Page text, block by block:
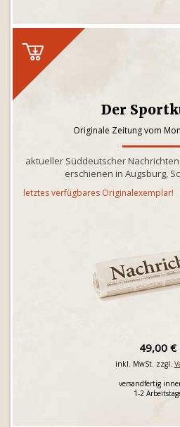
Der
Originale Zeitung vom
aktueller Süddeutscher
erschienen in Augsburg,
letztes verfügbares Originalexemplar!
49,00 €
inkl. MwSt. zzgl.
versandfertig
1-2